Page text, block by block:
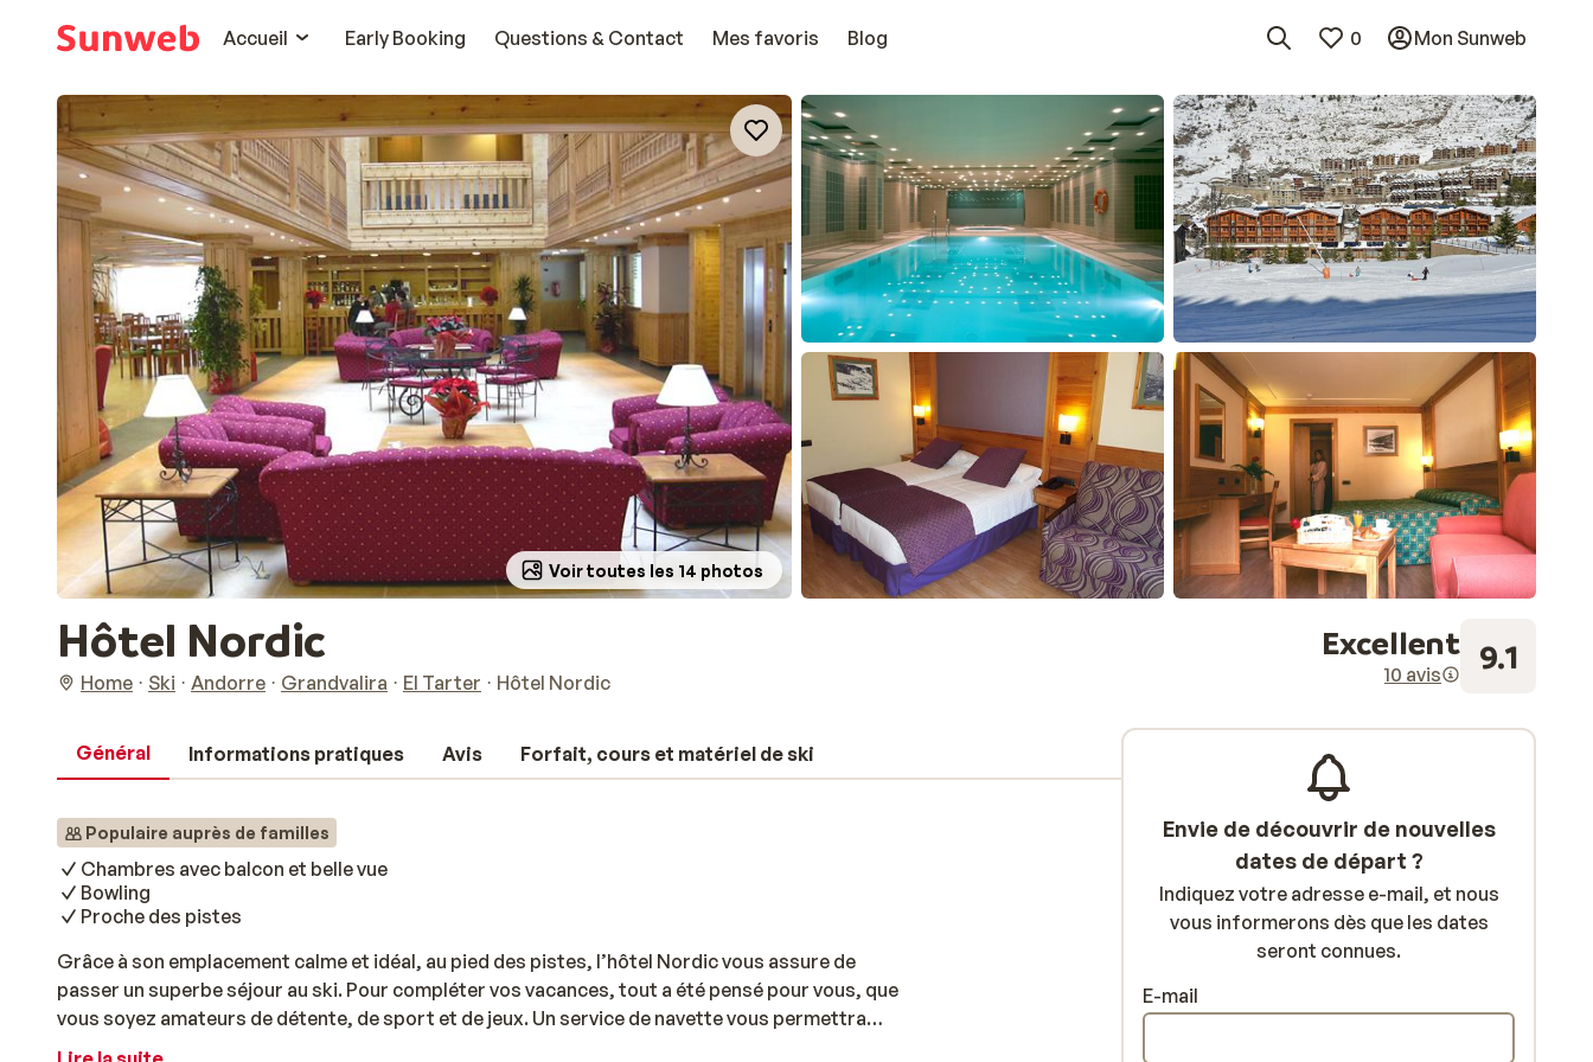
Accueil
Early Booking Questions & Contact Mes favoris Blog 0 Mon Sunweb
Voir toutes les 14 photos
Hôtel Nordic
Home Ski Andorre Grandvalira El Tarter Hôtel Nordic
Excellent
10 avis 9.1
Général Informations pratiques Avis Forfait, cours et matériel de ski
Populaire auprès de familles
Chambres avec balcon et belle vue
Bowling
Proche des pistes
Grâce à son emplacement calme et idéal, au pied des pistes, l’hôtel Nordic vous assure de
passer un superbe séjour au ski. Pour compléter vos vacances, tout a été pensé pour vous, que
vous soyez amateurs de détente, de sport et de jeux. Un service de navette vous permettra
d'accéder rapidement au centre afin de vous balader et faire quelques courses, ou encore pour
Envie de découvrir de nouvelles
dates de départ ?
Indiquez votre adresse e-mail, et nous
vous informerons dès que les dates
seront connues.
E-mail